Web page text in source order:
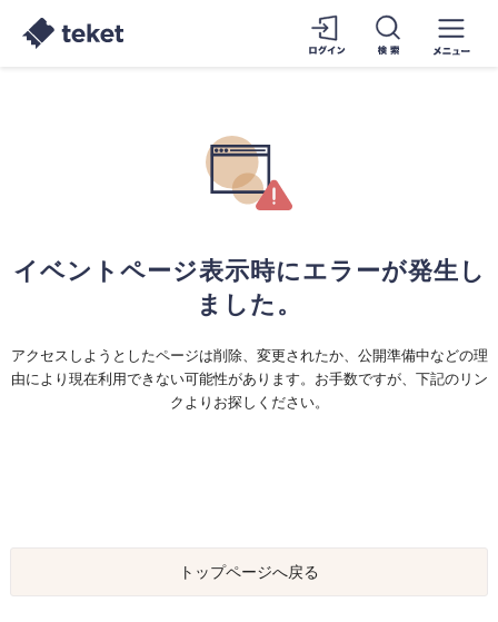
イベントページ表示時にエラーが発生し
ました。
アクセスしようとしたページは削除、変更されたか、公開準備中などの理
由により現在利用できない可能性があります。お手数ですが、下記のリン
クよりお探しください。
トップページへ戻る